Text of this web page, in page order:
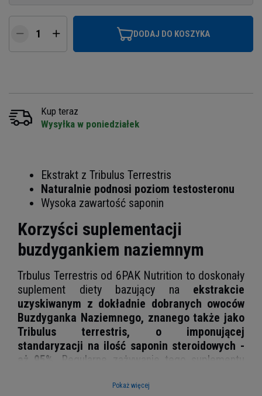
DODAJ DO KOSZYKA
Kup teraz
Wysyłka w poniedziałek
Ekstrakt z Tribulus Terrestris
Naturalnie podnosi poziom testosteronu
Wysoka zawartość saponin
Korzyści suplementacji
buzdygankiem naziemnym
Trbulus Terrestris od 6PAK Nutrition to doskonały
suplement diety bazujący na ekstrakcie
uzyskiwanym z dokładnie dobranych owoców
Buzdyganka Naziemnego, znanego także jako
Tribulus terrestris, o imponującej
standaryzacji na ilość saponin steroidowych -
aż 95%.
Regularne zażywanie tego suplementu
może być efektem łagodzącego działania tej
Pokaż więcej